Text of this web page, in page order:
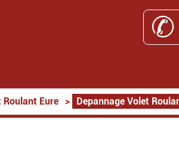
✆
Roulant Eure > Depannage Volet